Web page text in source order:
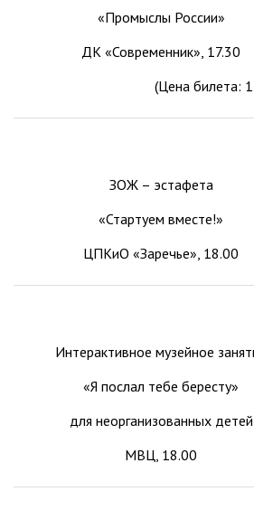
«Промыслы России»
ДК «Современник», 17.30
(Цена билета:
ЗОЖ – эстафета
«Стартуем вместе!»
ЦПКиО «Заречье», 18.00
Интерактивное музейное
«Я послал тебе бересту»
для неорганизованных детей
МВЦ, 18.00